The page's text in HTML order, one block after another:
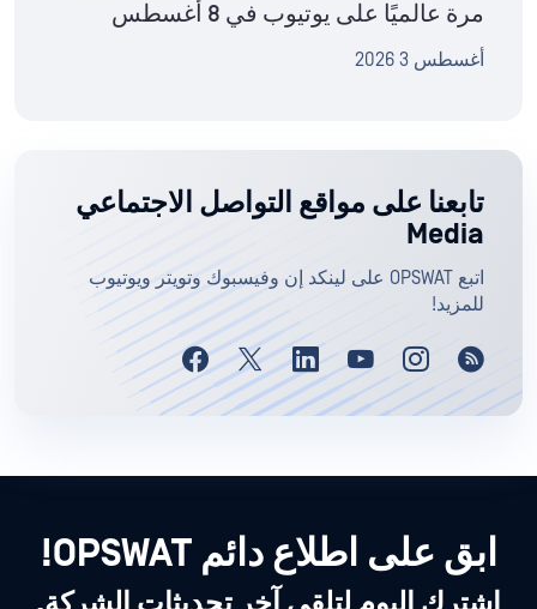
مرة عالميًا على يوتيوب في 8 أغسطس
أغسطس 3 2026
تابعنا على مواقع التواصل الاجتماعي
Media
اتبع OPSWAT على لينكد إن وفيسبوك وتويتر ويوتيوب
للمزيد!
ابق على اطلاع دائم OPSWAT!